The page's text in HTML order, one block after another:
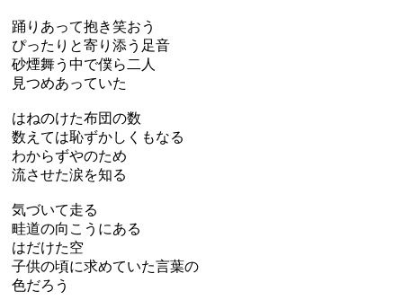
踊りあって抱き笑おう
ぴったりと寄り添う足音
砂煙舞う中で僕ら二人
見つめあっていた
はねのけた布団の数
数えては恥ずかしくもなる
わからずやのため
流させた涙を知る
気づいて走る
畦道の向こうにある
はだけた空
子供の頃に求めていた言葉の
色だろう